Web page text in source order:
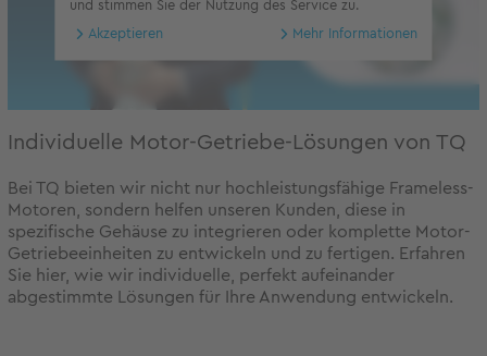
und stimmen Sie der Nutzung des Service zu.
Akzeptieren Mehr Informationen
Individuelle Motor-Getriebe-Lösungen von TQ
Bei TQ bieten wir nicht nur hochleistungsfähige Frameless-
Motoren, sondern helfen unseren Kunden, diese in
spezifische Gehäuse zu integrieren oder komplette Motor-
Getriebeeinheiten zu entwickeln und zu fertigen. Erfahren
Sie hier, wie wir individuelle, perfekt aufeinander
abgestimmte Lösungen für Ihre Anwendung entwickeln.